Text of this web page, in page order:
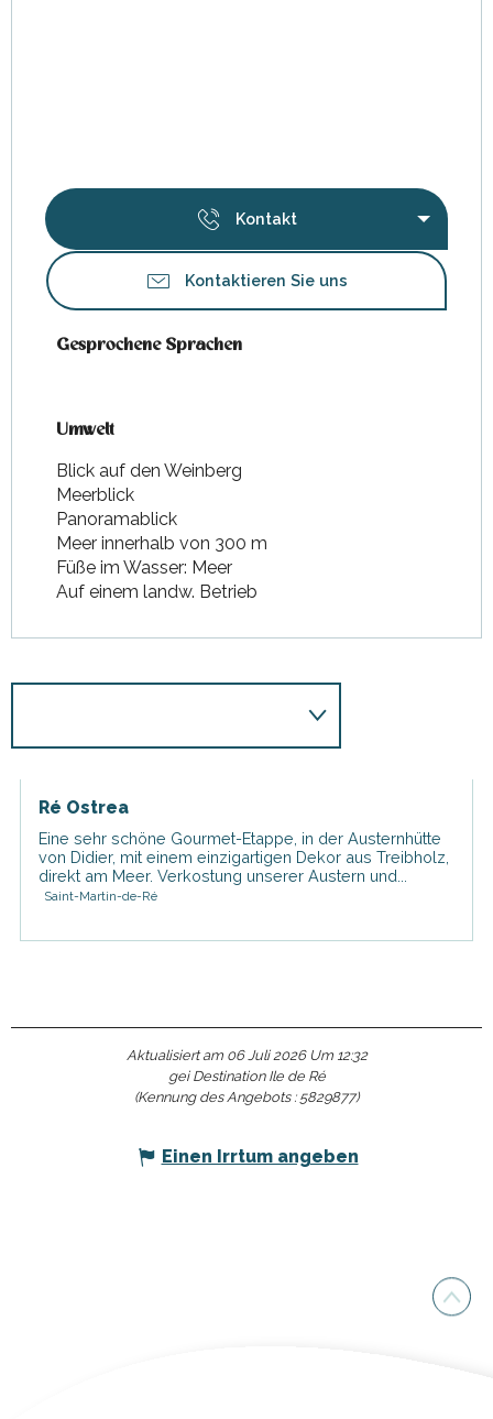
Kontakt
Kontaktieren Sie uns
Gesprochene Sprachen
Gesprochene Sprachen
Umwelt
Umwelt
Blick auf den Weinberg
Meerblick
Panoramablick
Meer innerhalb von 300 m
Füße im Wasser: Meer
Auf einem landw. Betrieb
Ré Ostrea
Eine sehr schöne Gourmet-Etappe, in der Austernhütte
von Didier, mit einem einzigartigen Dekor aus Treibholz,
direkt am Meer. Verkostung unserer Austern und...
Saint-Martin-de-Ré
Aktualisiert am 06 Juli 2026 Um 12:32
gei Destination Ile de Ré
(Kennung des Angebots : 5829877)
Einen Irrtum angeben